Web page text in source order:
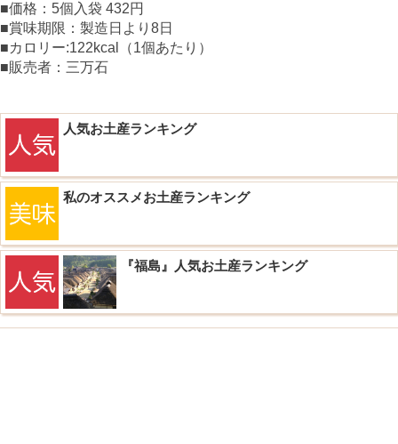
■価格：5個入袋 432円
■賞味期限：製造日より8日
■カロリー:122kcal（1個あたり）
■販売者：三万石
人気お土産ランキング
私のオススメお土産ランキング
『福島』人気お土産ランキング